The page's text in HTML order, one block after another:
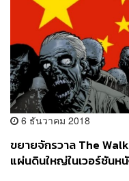
6 ธันวาคม 2018
ขยายจักรวาล The
แผ่นดินใหญ่ในเวอร์ชันห